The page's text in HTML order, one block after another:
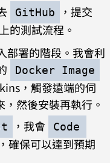
GitHub ，提交
的測試流程。
部署的階段。我會利
Docker Image
，觸發遠端的伺
然後安裝再執行。
，我會
Code
確保可以達到預期